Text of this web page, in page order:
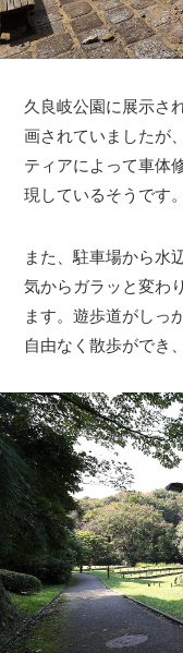
久良岐公園に展示さ
画されていましたが
ティアによって車体
現しているそうです。
また、駐車場から水
気からガラッと変わ
ます。遊歩道がしっ
自由なく散歩ができ